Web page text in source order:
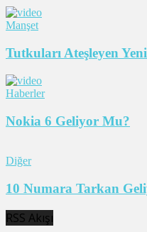
Manşet
Tutkuları Ateşleyen
Haberler
Nokia 6 Geliyor Mu?
Diğer
10 Numara Tarkan
RSS Akışı